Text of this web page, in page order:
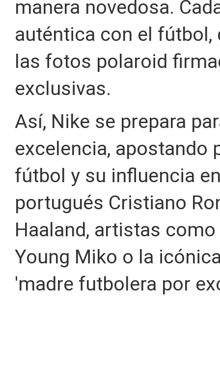
manera novedosa.
auténtica con el fútbol,
las fotos polaroid
exclusivas.
Así, Nike se prepara
excelencia, apostando
fútbol y su influencia
portugués Cristiano
Haaland, artistas
Young Miko o la
'madre futbolera por